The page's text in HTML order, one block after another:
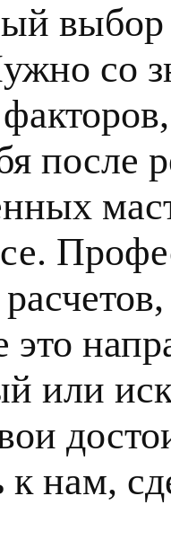
выбор
со
после
это
или
к нам,